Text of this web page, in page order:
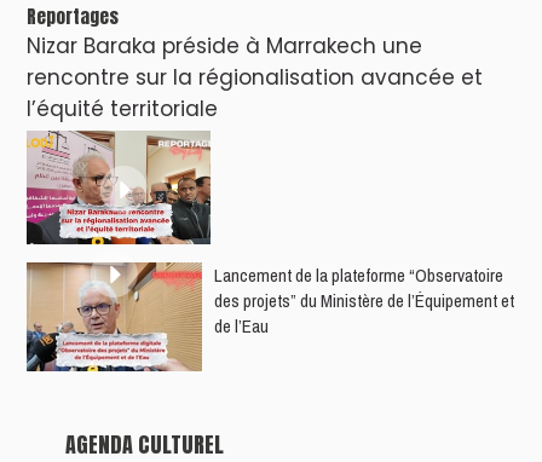
Reportages
Nizar Baraka préside à Marrakech une
rencontre sur la régionalisation avancée et
l’équité territoriale
​Lancement de la plateforme “Observatoire
des projets” du Ministère de l’Équipement et
de l’Eau
AGENDA CULTUREL